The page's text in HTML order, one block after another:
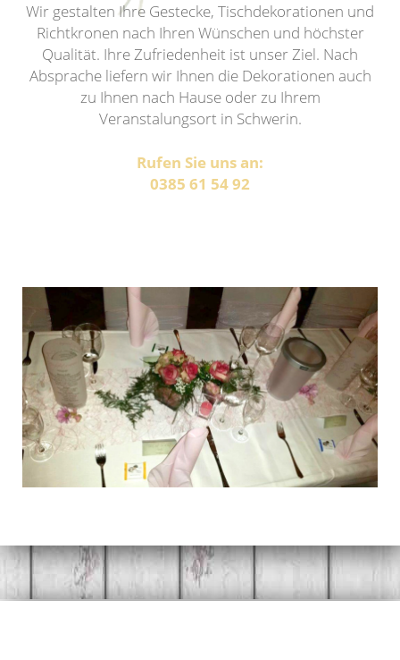
Wir gestalten Ihre Gestecke, Tischdekorationen und
Richtkronen nach Ihren Wünschen und höchster
Qualität. Ihre Zufriedenheit ist unser Ziel. Nach
Absprache liefern wir Ihnen die Dekorationen auch
zu Ihnen nach Hause oder zu Ihrem
Veranstalungsort in Schwerin.
Rufen Sie uns an:
0385 61 54 92